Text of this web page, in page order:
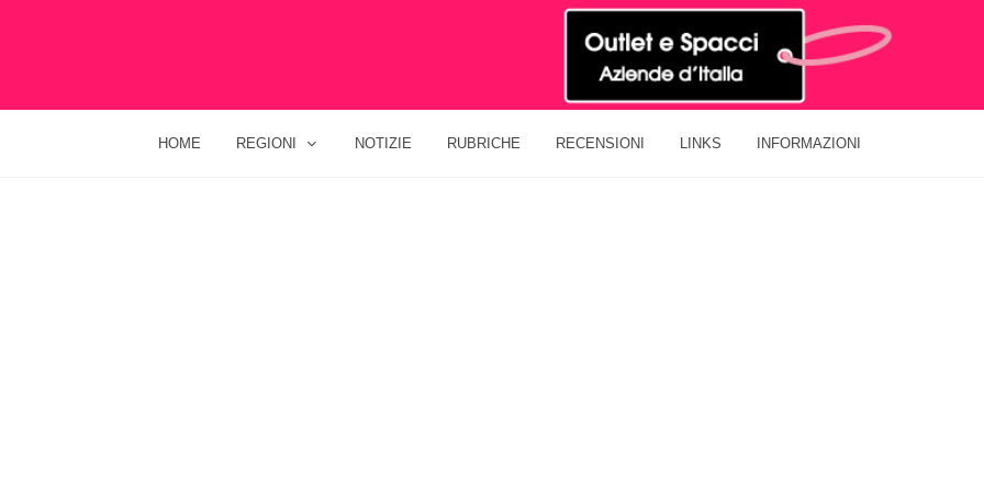
HOME REGIONI NOTIZIE RUBRICHE RECENSIONI LINKS INFORMAZIONI